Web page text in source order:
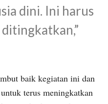
dini. Ini harus
baik kegiatan ini dan
terus meningkatkan